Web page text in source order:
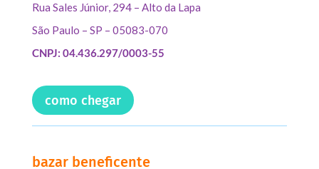
Rua Sales Júnior, 294 – Alto da Lapa
São Paulo – SP – 05083-070
CNPJ: 04.436.297/0003-55
como chegar
bazar beneficente